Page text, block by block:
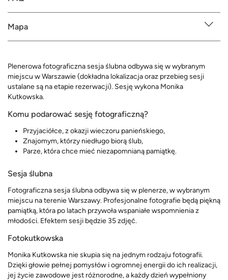
Mapa
Plenerowa fotograficzna sesja ślubna odbywa się w wybranym
miejscu w Warszawie (dokładna lokalizacja oraz przebieg sesji
ustalane są na etapie rezerwacji). Sesję wykona Monika
Kutkowska.
Komu podarować sesję fotograficzną?
Przyjaciółce, z okazji wieczoru panieńskiego,
Znajomym, którzy niedługo biorą ślub,
Parze, która chce mieć niezapomnianą pamiątkę.
Sesja ślubna
Fotograficzna sesja ślubna odbywa się w plenerze, w wybranym
miejscu na terenie Warszawy. Profesjonalne fotografie będą piękną
pamiątką, która po latach przywoła wspaniałe wspomnienia z
młodości. Efektem sesji będzie 35 zdjęć.
Fotokutkowska
Monika Kutkowska nie skupia się na jednym rodzaju fotografii.
Dzięki głowie pełnej pomysłów i ogromnej energii do ich realizacji,
jej życie zawodowe jest różnorodne, a każdy dzień wypełniony